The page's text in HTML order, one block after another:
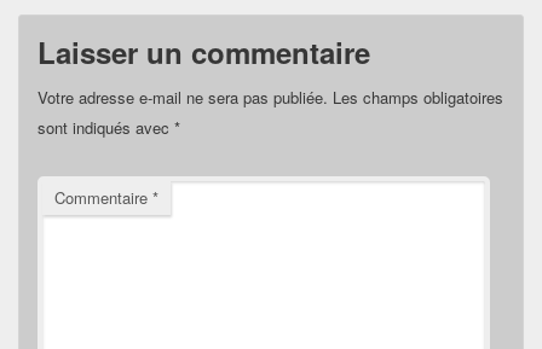
Laisser un commentaire
Votre adresse e-mail ne sera pas publiée. Les champs obligatoires
sont indiqués avec *
Commentaire *